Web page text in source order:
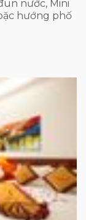
nước, Mini
hướng phố